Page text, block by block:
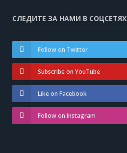
СЛЕДИТЕ ЗА НАМИ В СОЦСЕТЯХ
Follow on Twitter
Subscribe on YouTube
Like on Facebook
Follow on Instagram